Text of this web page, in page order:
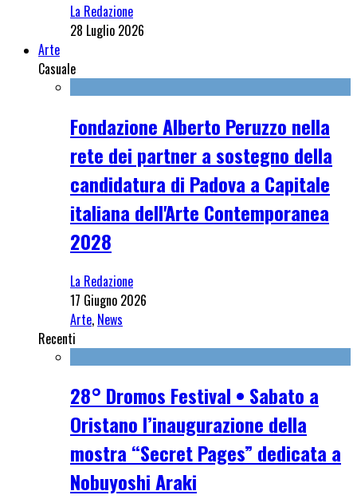
La Redazione
28 Luglio 2026
Arte
Casuale
Fondazione Alberto Peruzzo nella
rete dei partner a sostegno della
candidatura di Padova a Capitale
italiana dell'Arte Contemporanea
2028
La Redazione
17 Giugno 2026
Arte, News
Recenti
28° Dromos Festival • Sabato a
Oristano l’inaugurazione della
mostra “Secret Pages” dedicata a
Nobuyoshi Araki